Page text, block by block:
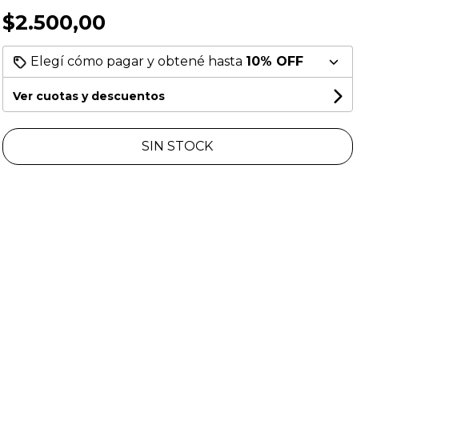
$2.500,00
Elegí cómo pagar y obtené hasta 10% OFF
Ver cuotas y descuentos
SIN STOCK